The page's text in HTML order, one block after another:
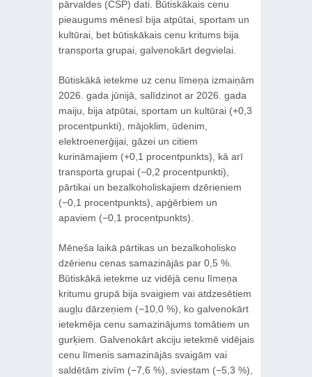
pārvaldes (CSP) dati. Būtiskākais cenu
pieaugums mēnesī bija atpūtai, sportam un
kultūrai, bet būtiskākais cenu kritums bija
transporta grupai, galvenokārt degvielai.
Būtiskākā ietekme uz cenu līmeņa izmaiņām
2026. gada jūnijā, salīdzinot ar 2026. gada
maiju, bija atpūtai, sportam un kultūrai (+0,3
procentpunkti), mājoklim, ūdenim,
elektroenerģijai, gāzei un citiem
kurināmajiem (+0,1 procentpunkts), kā arī
transporta grupai (−0,2 procentpunkti),
pārtikai un bezalkoholiskajiem dzērieniem
(−0,1 procentpunkts), apģērbiem un
apaviem (−0,1 procentpunkts).
Mēneša laikā pārtikas un bezalkoholisko
dzērienu cenas samazinājās par 0,5 %.
Būtiskākā ietekme uz vidējā cenu līmeņa
kritumu grupā bija svaigiem vai atdzesētiem
augļu dārzeņiem (−10,0 %), ko galvenokārt
ietekmēja cenu samazinājums tomātiem un
gurķiem. Galvenokārt akciju ietekmē vidējais
cenu līmenis samazinājās svaigām vai
saldētām zivīm (−7,6 %), sviestam (−5,3 %),